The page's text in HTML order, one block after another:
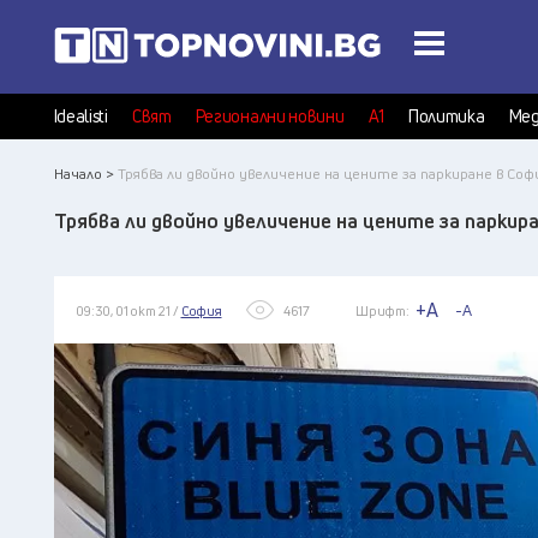
Idealisti Свят Регионални новини А1 Политика
Начало > Трябва ли двойно увеличение на цените за паркиране в
Трябва ли двойно увеличение на цените за
09:30, 01 окт 21 / София 4617 Шрифт: +A -A